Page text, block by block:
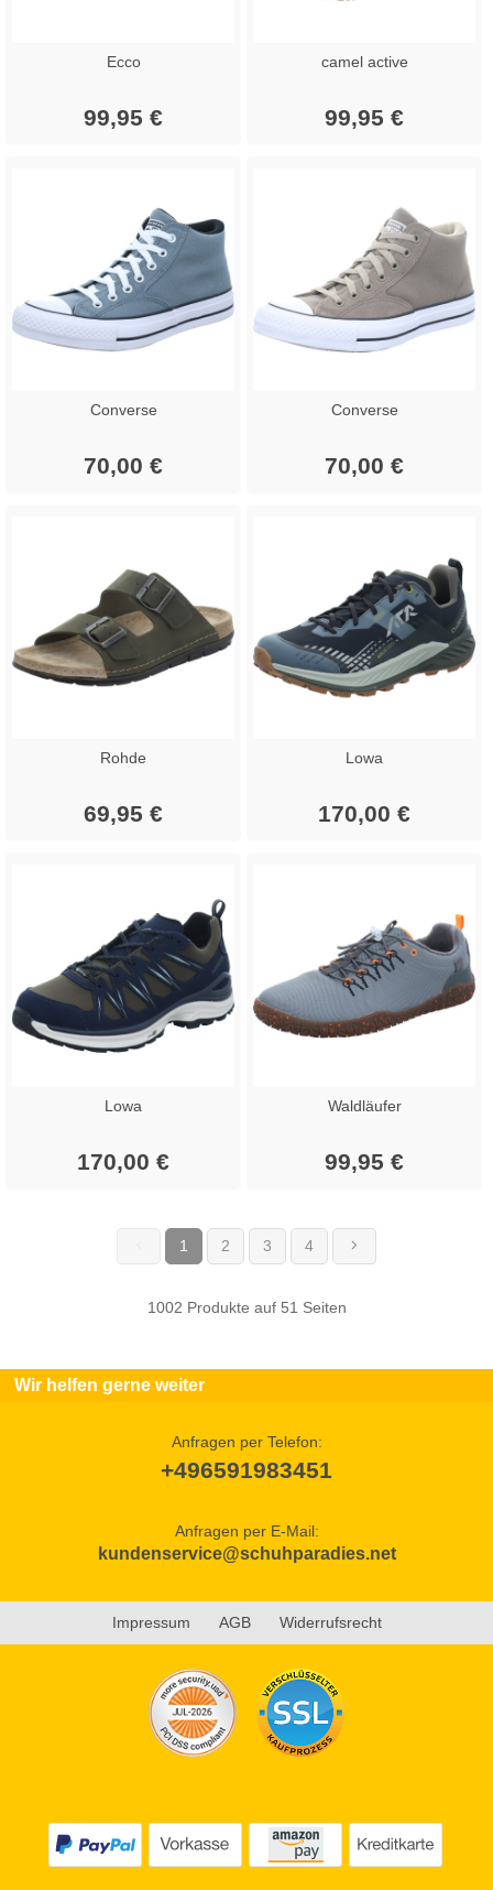
Ecco
99,95 €
camel active
99,95 €
Converse
70,00 €
Converse
70,00 €
Rohde
69,95 €
Lowa
170,00 €
Lowa
170,00 €
Waldläufer
99,95 €
1 (current)
2 3 4
1002 Produkte auf 51 Seiten
Wir helfen gerne weiter
Anfragen per Telefon:
+496591983451
Anfragen per E-Mail:
kundenservice@schuhparadies.net
Impressum AGB Widerrufsrecht